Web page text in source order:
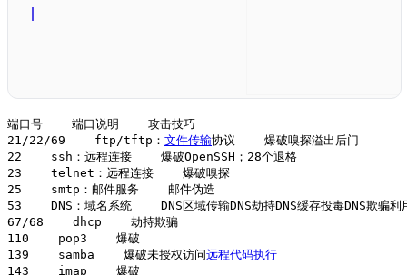
端口号    端口说明    攻击技巧
21/22/69    ftp/tftp： 文件传输协议    爆破嗅探溢出后门
22    ssh：远程连接    爆破OpenSSH；28个退格
23    telnet：远程连接    爆破嗅探
25    smtp：邮件服务    邮件伪造
53    DNS：域名系统    DNS区域传输DNS劫持DNS缓存投毒DNS欺骗利
67/68    dhcp    劫持欺骗
110    pop3    爆破
139    samba    爆破未授权访问远程代码执行
143    imap    爆破